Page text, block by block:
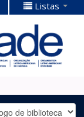
Listas